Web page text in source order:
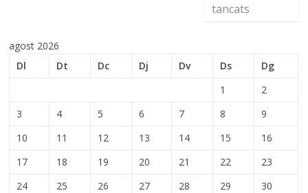
tancats
agost 2026
Dl
Dt Dc Dj Dv Ds
Dg
1
2
3
4 5 6 7 8
9
10
11 12 13 14 15
16
17
18 19 20 21 22
23
24
25 26 27 28 29
30